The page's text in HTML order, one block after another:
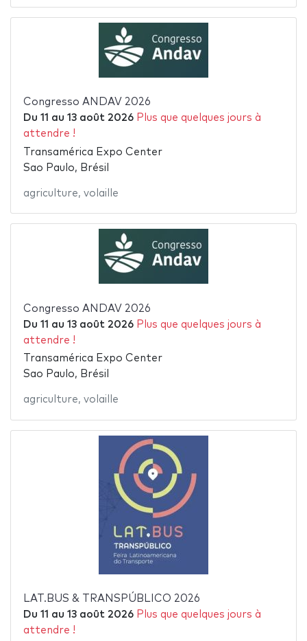
Congresso ANDAV 2026
Du 11 au 13 août 2026 Plus que quelques jours à
attendre !
Transamérica Expo Center
Sao Paulo, Brésil
agriculture, volaille
Congresso ANDAV 2026
Du 11 au 13 août 2026 Plus que quelques jours à
attendre !
Transamérica Expo Center
Sao Paulo, Brésil
agriculture, volaille
LAT.BUS & TRANSPÚBLICO 2026
Du 11 au 13 août 2026 Plus que quelques jours à
attendre !